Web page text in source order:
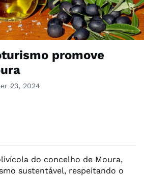
promove
23, 2024
do concelho de Moura,
sustentável, respeitando o